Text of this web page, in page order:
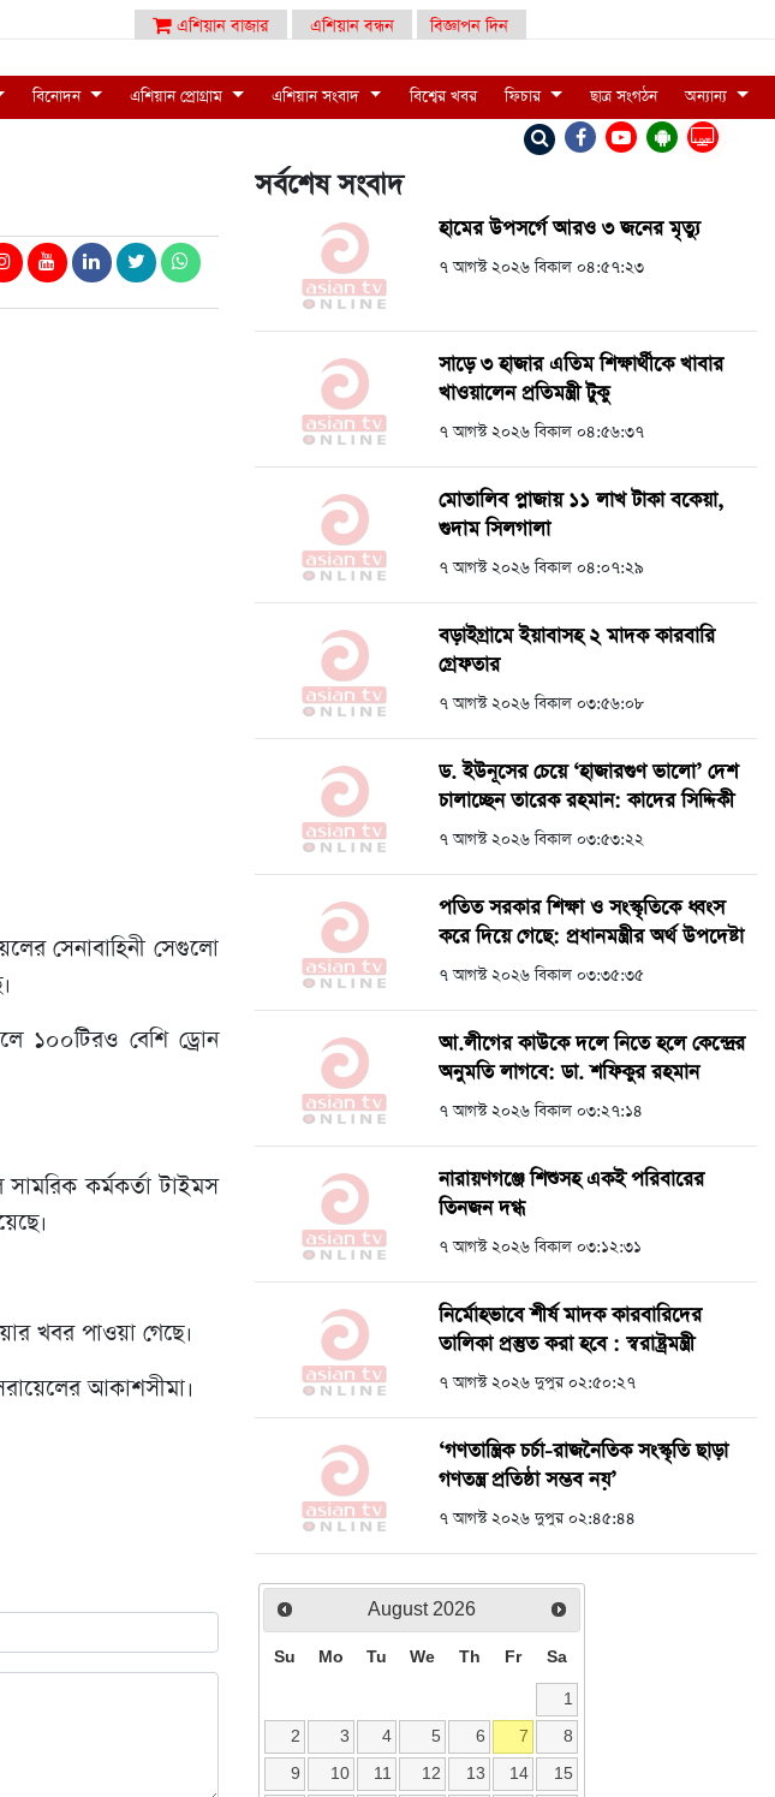
এশিয়ান বাজার এশিয়ান বন্ধন বিজ্ঞাপন দিন
LIVE
বিনোদন এশিয়ান প্রোগ্রাম এশিয়ান সংবাদ বিশ্বের খবর ফিচার ছাত্র সংগঠন অন্যান্য
সেনাবাহিনী সেগুলো
১০০টিরও বেশি ড্রোন
কর্মকর্তা টাইমস
খবর পাওয়া গেছে।
আকাশসীমা।
সর্বশেষ সংবাদ
হামের উপসর্গে আরও ৩ জনের মৃত্যু
৭ আগস্ট ২০২৬ বিকাল ০৪:৫৭:২৩
সাড়ে ৩ হাজার এতিম শিক্ষার্থীকে খাবার
খাওয়ালেন প্রতিমন্ত্রী টুকু
৭ আগস্ট ২০২৬ বিকাল ০৪:৫৬:৩৭
মোতালিব প্লাজায় ১১ লাখ টাকা বকেয়া,
গুদাম সিলগালা
৭ আগস্ট ২০২৬ বিকাল ০৪:০৭:২৯
বড়াইগ্রামে ইয়াবাসহ ২ মাদক কারবারি
গ্রেফতার
৭ আগস্ট ২০২৬ বিকাল ০৩:৫৬:০৮
ড. ইউনূসের চেয়ে ‘হাজারগুণ ভালো’ দেশ
চালাচ্ছেন তারেক রহমান: কাদের সিদ্দিকী
৭ আগস্ট ২০২৬ বিকাল ০৩:৫৩:২২
পতিত সরকার শিক্ষা ও সংস্কৃতিকে ধ্বংস
করে দিয়ে গেছে: প্রধানমন্ত্রীর অর্থ উপদেষ্টা
৭ আগস্ট ২০২৬ বিকাল ০৩:৩৫:৩৫
আ.লীগের কাউকে দলে নিতে হলে কেন্দ্রের
অনুমতি লাগবে: ডা. শফিকুর রহমান
৭ আগস্ট ২০২৬ বিকাল ০৩:২৭:১৪
নারায়ণগঞ্জে শিশুসহ একই পরিবারের
তিনজন দগ্ধ
৭ আগস্ট ২০২৬ বিকাল ০৩:১২:৩১
নির্মোহভাবে শীর্ষ মাদক কারবারিদের
তালিকা প্রস্তুত করা হবে : স্বরাষ্ট্রমন্ত্রী
৭ আগস্ট ২০২৬ দুপুর ০২:৫০:২৭
‘গণতান্ত্রিক চর্চা-রাজনৈতিক সংস্কৃতি ছাড়া
গণতন্ত্র প্রতিষ্ঠা সম্ভব নয়’
৭ আগস্ট ২০২৬ দুপুর ০২:৪৫:৪৪
August 2026
Su Mo Tu We Th Fr Sa
1
2
3 4 5 6 7
8
9
10 11 12 13 14
15